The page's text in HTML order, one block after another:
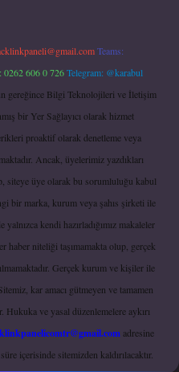
Teams:
0262 606 0 726Telegram: @karabul
gereğince Bilgi Teknolojileri ve İletişim
bir Yer Sağlayıcı olarak hizmet
proaktif olarak denetleme veya
Ancak, üyelerimiz yazdıkları
siteye üye olarak bu sorumluluğu kabul
bir marka, kurum veya şahıs şirketi ile
kendi hazırladığımız makaleler
haber niteliği taşımamakta olup, gerçek
Gerçek kurum ve kişiler ile
kar amacı gütmeyen ve tamamen
ve yasal düzenlemelere aykırı
adresine
içerisinde sitemizden kaldırılacaktır.